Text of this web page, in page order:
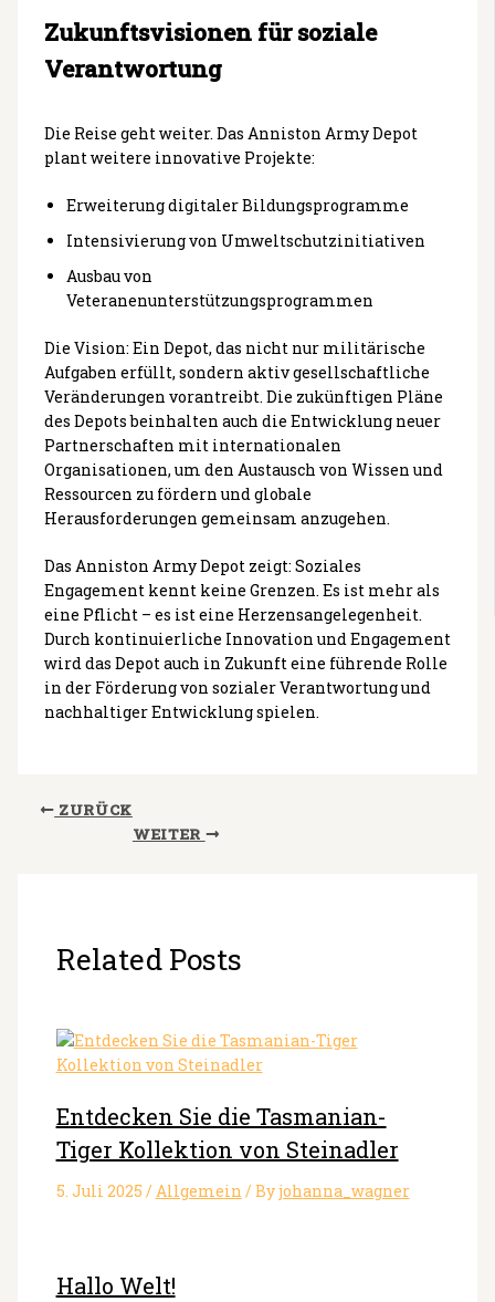
Zukunftsvisionen für soziale
Verantwortung
Die Reise geht weiter. Das Anniston Army Depot
plant weitere innovative Projekte:
Erweiterung digitaler Bildungsprogramme
Intensivierung von Umweltschutzinitiativen
Ausbau von
Veteranenunterstützungsprogrammen
Die Vision: Ein Depot, das nicht nur militärische
Aufgaben erfüllt, sondern aktiv gesellschaftliche
Veränderungen vorantreibt. Die zukünftigen Pläne
des Depots beinhalten auch die Entwicklung neuer
Partnerschaften mit internationalen
Organisationen, um den Austausch von Wissen und
Ressourcen zu fördern und globale
Herausforderungen gemeinsam anzugehen.
Das Anniston Army Depot zeigt: Soziales
Engagement kennt keine Grenzen. Es ist mehr als
eine Pflicht – es ist eine Herzensangelegenheit.
Durch kontinuierliche Innovation und Engagement
wird das Depot auch in Zukunft eine führende Rolle
in der Förderung von sozialer Verantwortung und
nachhaltiger Entwicklung spielen.
ZURÜCK
WEITER
Related Posts
Entdecken Sie die Tasmanian-
Tiger Kollektion von Steinadler
5. Juli 2025 / Allgemein / Byjohanna_wagner
Hallo Welt!